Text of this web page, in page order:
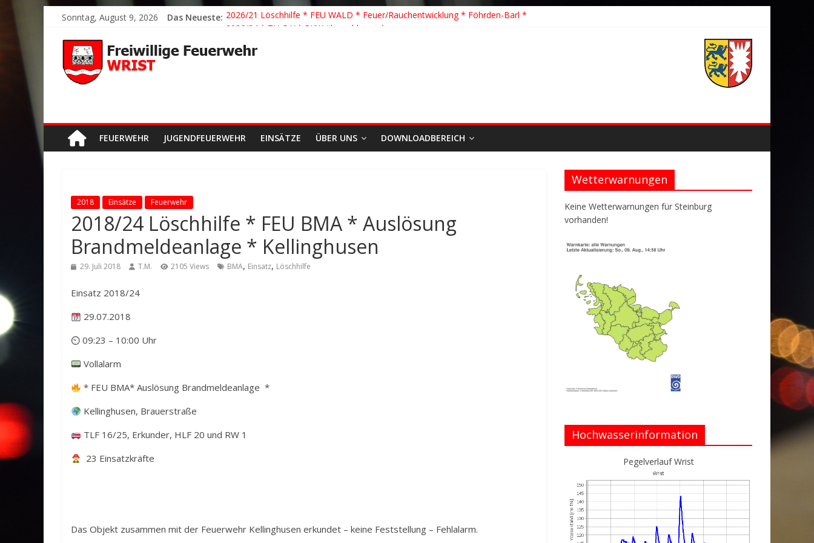
Sonntag, August 9, 2026 Das Neueste: 2026/21 Löschhilfe * FEU WALD * Feuer/Rauchentwicklung * Föhrden-Barl *
2026/23 TH K Y * Person in festsitzendem Aufzug *
2026/22 TH Y * VU * 1 Person klemmt * Hingstheide
FEUERWEHR JUGENDFEUERWEHR EINSÄTZE ÜBER UNS DOWNLOADBEREICH
2018 Einsätze Feuerwehr
2018/24 Löschhilfe * FEU BMA * Auslösung
Brandmeldeanlage * Kellinghusen
29. Juli 2018 T.M. 2105 Views BMA, Einsatz, Löschhilfe
Einsatz 2018/24
29.07.2018
⏲ 09:23 – 10:00 Uhr
Vollalarm
* FEU BMA* Auslösung Brandmeldeanlage *
Kellinghusen, Brauerstraße
TLF 16/25, Erkunder, HLF 20 und RW 1
23 Einsatzkräfte
Das Objekt zusammen mit der Feuerwehr Kellinghusen erkundet – keine Feststellung – Fehlalarm.
Wetterwarnungen
Keine Wetterwarnungen für Steinburg
vorhanden!
Hochwasserinformation
Pegelverlauf Wrist